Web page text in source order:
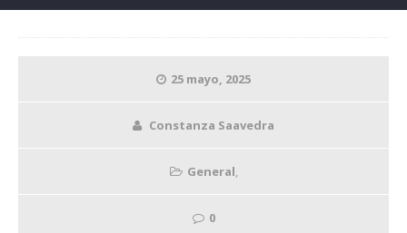
25 mayo, 2025
Constanza Saavedra
General,
0